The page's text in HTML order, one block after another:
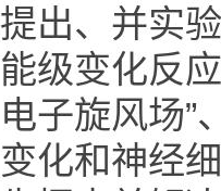
提出、并实
能级变化反
电子旋风场”
变化和神经